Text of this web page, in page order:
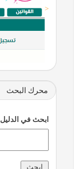
<
محرك البحث
ابحث في الدليل